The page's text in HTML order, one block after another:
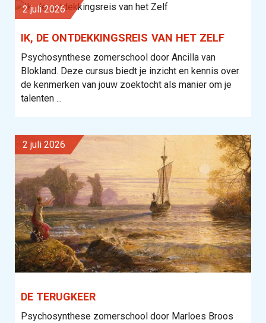
2 juli 2026
IK, DE ONTDEKKINGSREIS VAN HET ZELF
Psychosynthese zomerschool door Ancilla van
Blokland. Deze cursus biedt je inzicht en kennis over
de kenmerken van jouw zoektocht als manier om je
talenten ...
2 juli 2026
DE TERUGKEER
Psychosynthese zomerschool door Marloes Broos